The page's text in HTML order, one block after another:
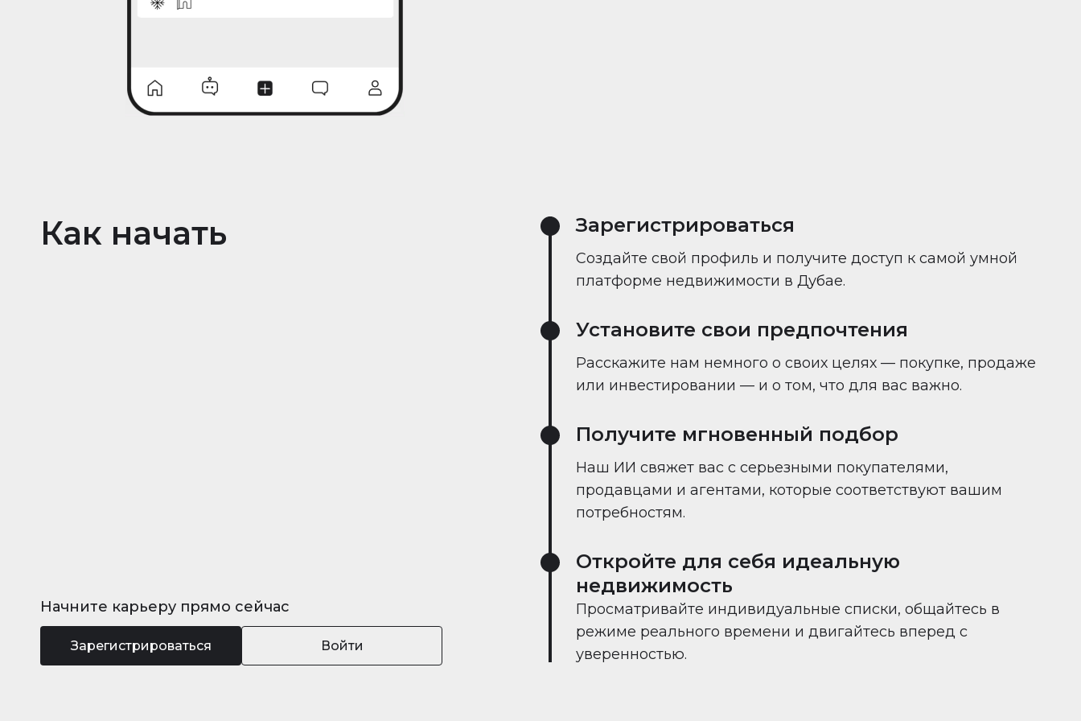
Как начать
Начните карьеру прямо сейчас
Зарегистрироваться Войти
Зарегистрироваться
Создайте свой профиль и получите доступ к самой умной
платформе недвижимости в Дубае.
Установите свои предпочтения
Расскажите нам немного о своих целях — покупке, продаже
или инвестировании — и о том, что для вас важно.
Получите мгновенный подбор
Наш ИИ свяжет вас с серьезными покупателями,
продавцами и агентами, которые соответствуют вашим
потребностям.
Откройте для себя идеальную
недвижимость
Просматривайте индивидуальные списки, общайтесь в
режиме реального времени и двигайтесь вперед с
уверенностью.